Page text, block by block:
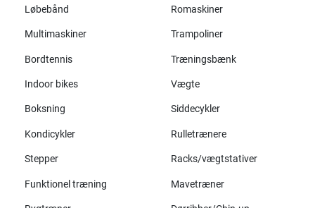
Løbebånd Romaskiner
Multimaskiner Trampoliner
Bordtennis Træningsbænk
Indoor bikes Vægte
Boksning Siddecykler
Kondicykler Rulletrænere
Stepper Racks/vægtstativer
Funktionel træning Mavetræner